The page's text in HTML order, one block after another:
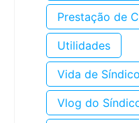
Prestação de
Utilidades
Vida de Síndico
Vlog do